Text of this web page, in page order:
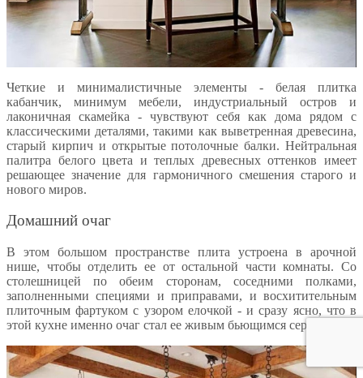
Четкие и минималистичные элементы - белая плитка
кабанчик, минимум мебели, индустриальный остров и
лаконичная скамейка - чувствуют себя как дома рядом с
классическими деталями, такими как выветренная древесина,
старый кирпич и открытые потолочные балки. Нейтральная
палитра белого цвета и теплых древесных оттенков имеет
решающее значение для гармоничного смешения старого и
нового миров.
Домашний очаг
В этом большом пространстве плита устроена в арочной
нише, чтобы отделить ее от остальной части комнаты. Со
столешницей по обеим сторонам, соседними полками,
заполненными специями и приправами, и восхитительным
плиточным фартуком с узором елочкой - и сразу ясно, что в
этой кухне именно очаг стал ее живым бьющимся сердцем.